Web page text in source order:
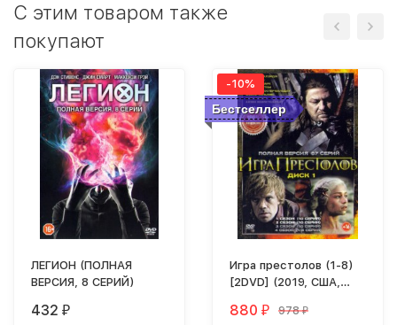
C этим товаром также
покупают
ЛЕГИОН (ПОЛНАЯ
ВЕРСИЯ, 8 СЕРИЙ)
432 ₽
Бестселлер
-10%
Игра престолов (1-8)
[2DVD] (2019, США,
сериал, фэнтези,
880 ₽ 978₽